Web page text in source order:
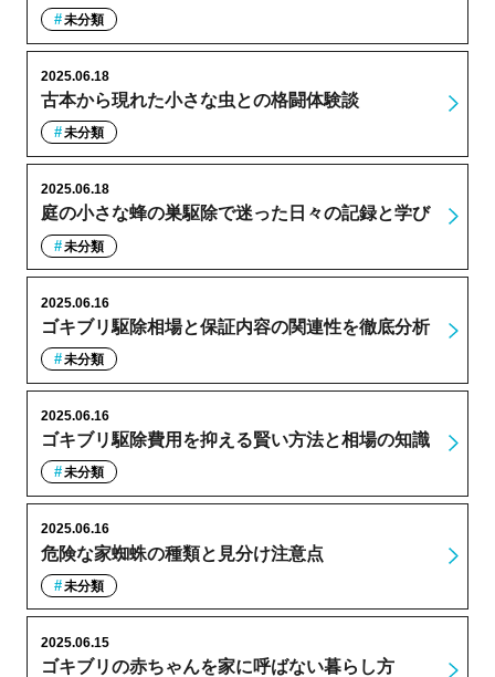
未分類
古本から現れた小さな虫との格闘体験談
2025.06.18
未分類
庭の小さな蜂の巣駆除で迷った日々の記録と学び
2025.06.18
未分類
ゴキブリ駆除相場と保証内容の関連性を徹底分析
2025.06.16
未分類
ゴキブリ駆除費用を抑える賢い方法と相場の知識
2025.06.16
未分類
危険な家蜘蛛の種類と見分け注意点
2025.06.16
未分類
ゴキブリの赤ちゃんを家に呼ばない暮らし方
2025.06.15